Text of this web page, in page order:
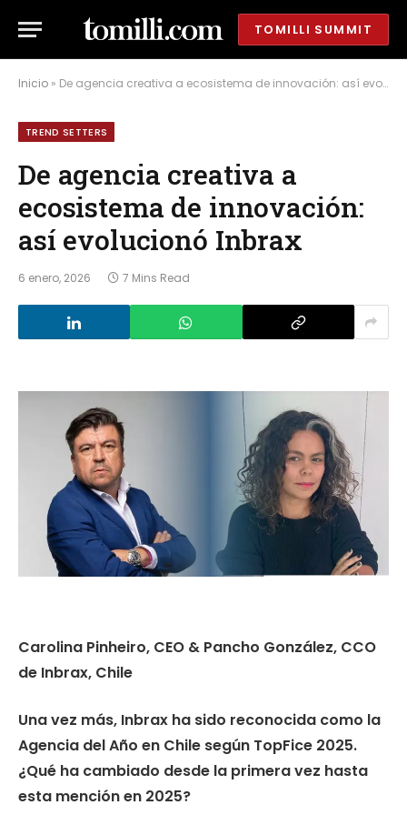
TOMILLI SUMMIT
Inicio » De agencia creativa a ecosistema de innovación: así evolucionó Inbrax
TREND SETTERS
De agencia creativa a
ecosistema de innovación:
así evolucionó Inbrax
6 enero, 2026 7 Mins Read
Carolina Pinheiro, CEO & Pancho González, CCO
de Inbrax, Chile
⁠Una vez más, Inbrax ha sido reconocida como la
Agencia del Año en Chile según TopFice 2025.
¿Qué ha cambiado desde la primera vez hasta
esta mención en 2025?